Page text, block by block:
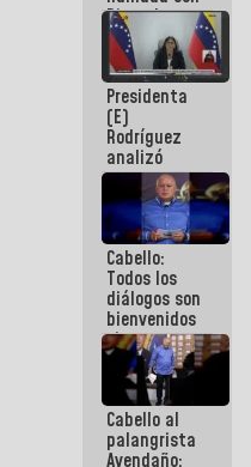
Dinorah
Figuera y
acuerdan
primer
encuentro
presencial
para el
diálogo
Presidenta
(E)
Rodríguez
analizó
junto a
gobernadores
planes de
recuperación
del Sistema
Eléctrico
Nacional
Cabello:
Todos los
diálogos son
bienvenidos
siempre que
estén en el
marco de la
Constitución
de la
República
Cabello al
palangrista
Avendaño: